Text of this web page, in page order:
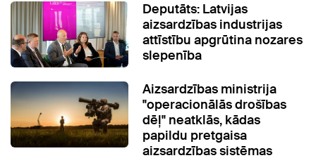
Deputāts: Latvijas
aizsardzības industrijas
attīstību apgrūtina nozares
slepenība
Aizsardzības ministrija
"operacionālās drošības
dēļ" neatklās, kādas
papildu pretgaisa
aizsardzības sistēmas